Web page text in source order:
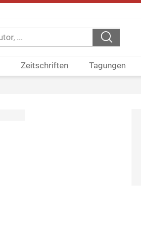
Zeitschriften Tagungen